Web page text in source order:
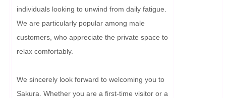
individuals looking to unwind from daily fatigue.
We are particularly popular among male
customers, who appreciate the private space to
relax comfortably.
We sincerely look forward to welcoming you to
Sakura. Whether you are a first-time visitor or a